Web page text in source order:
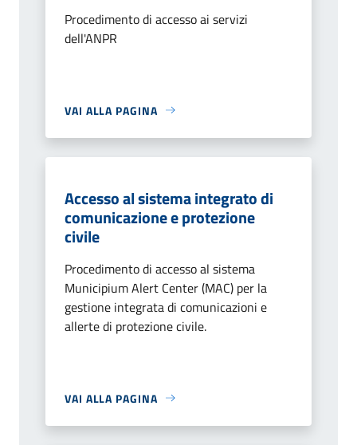
Procedimento di accesso ai servizi
dell'ANPR
VAI ALLA PAGINA
Accesso al sistema integrato di
comunicazione e protezione
civile
Procedimento di accesso al sistema
Municipium Alert Center (MAC) per la
gestione integrata di comunicazioni e
allerte di protezione civile.
VAI ALLA PAGINA